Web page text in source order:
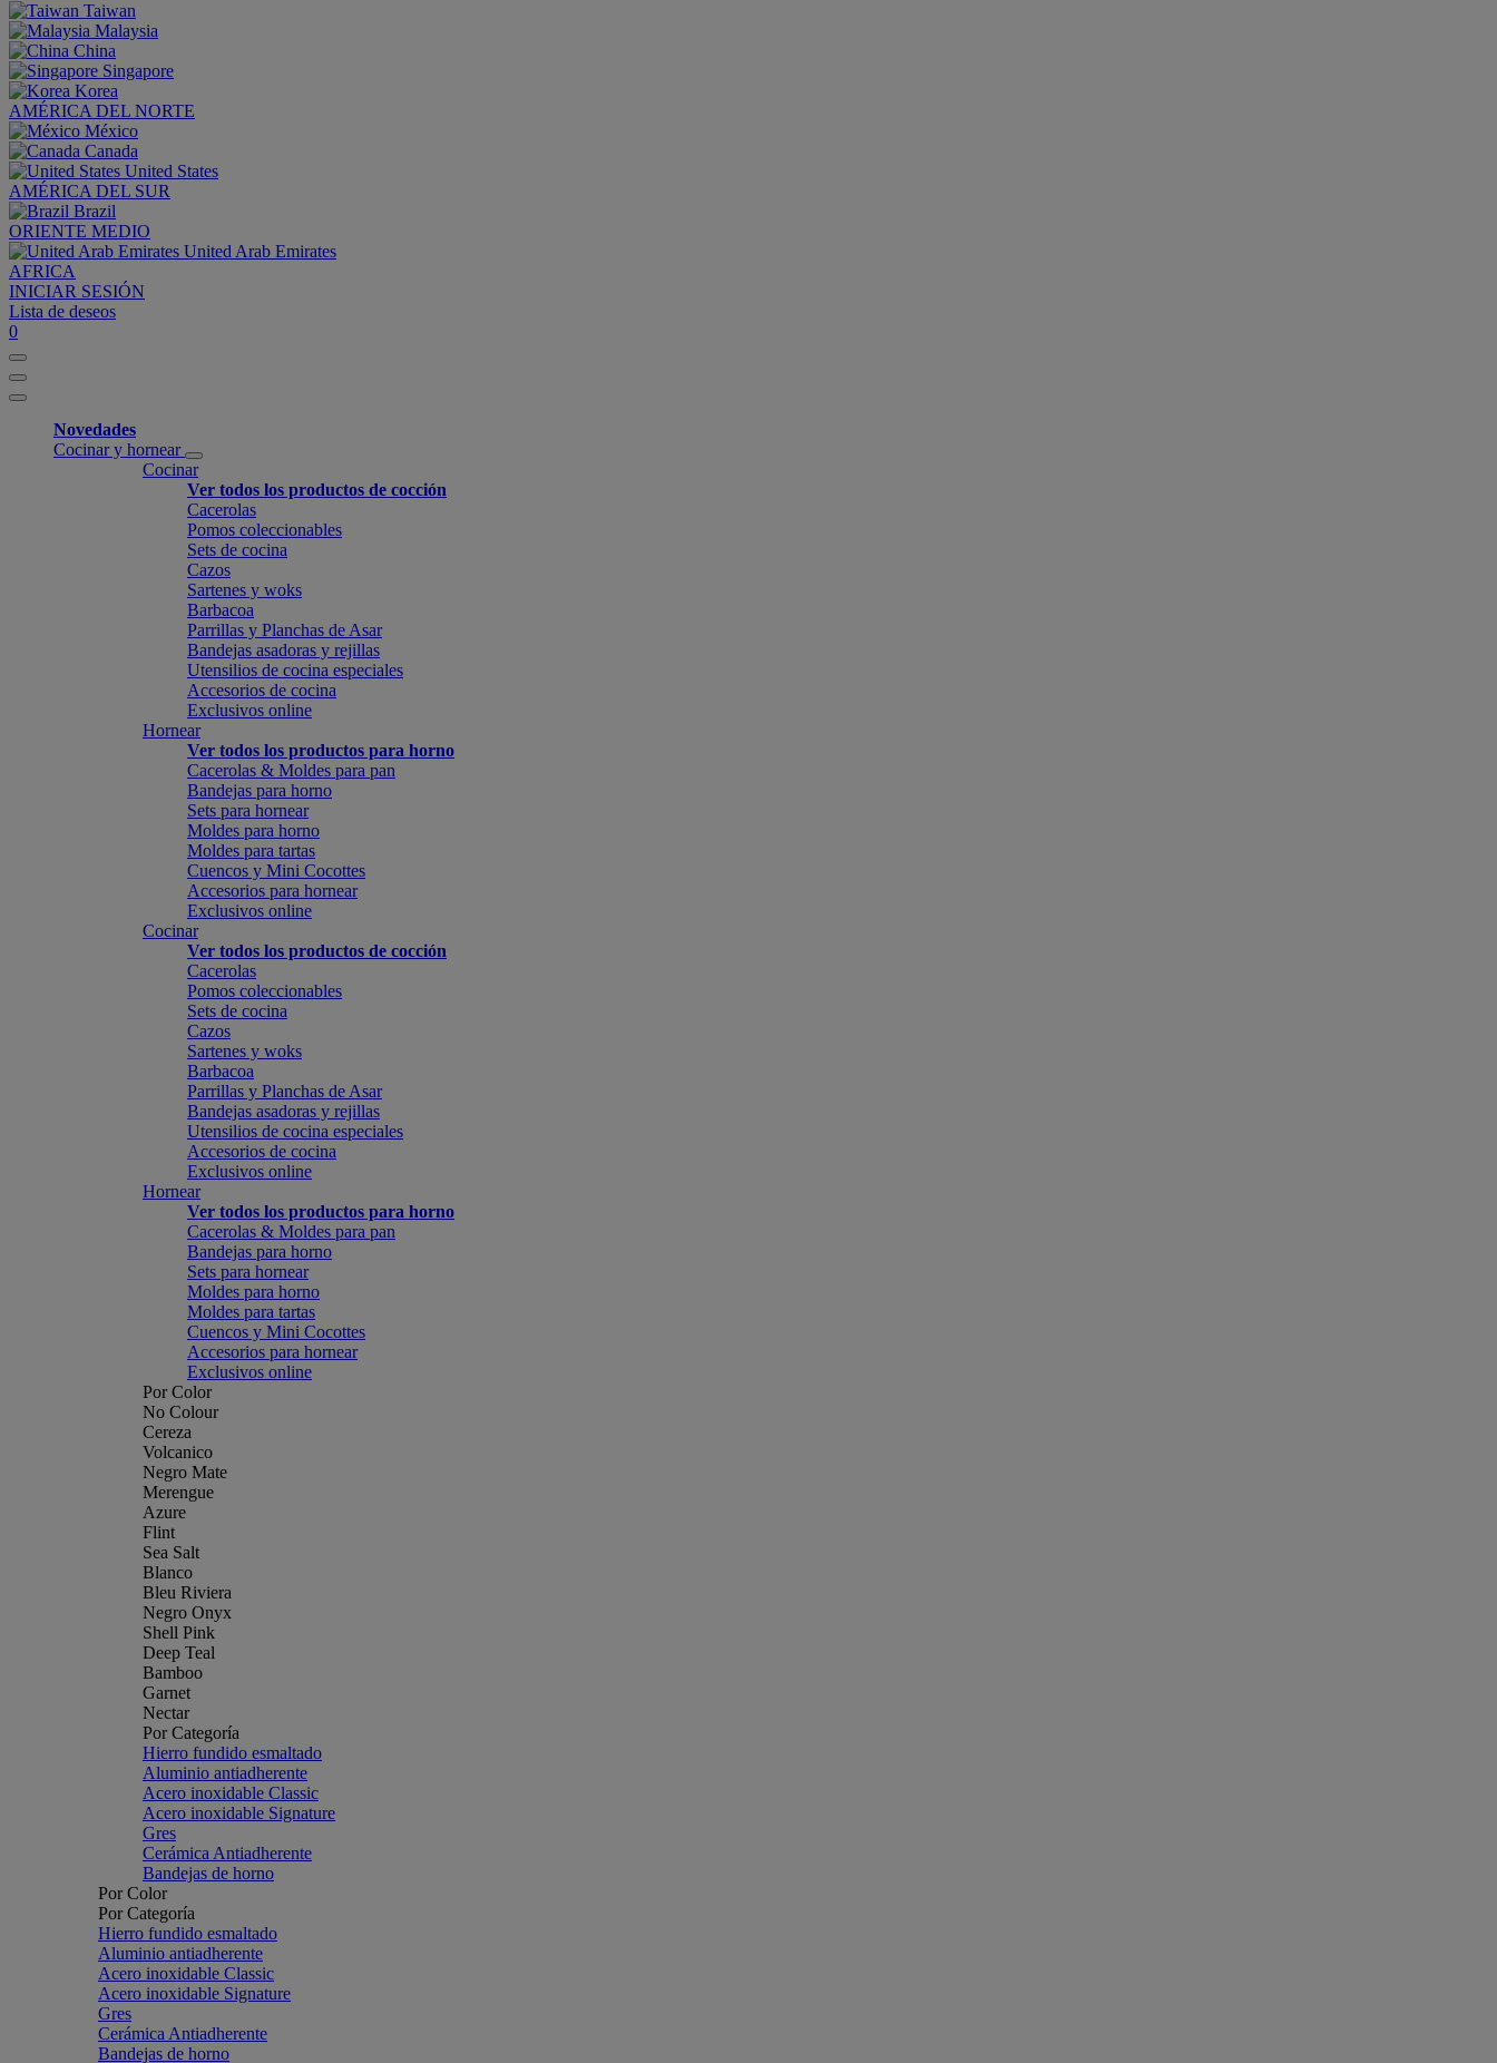
Taiwan
Malaysia
China
Singapore
Korea
AMÉRICA DEL NORTE
México
Canada
United States
AMÉRICA DEL SUR
Brazil
ORIENTE MEDIO
United Arab Emirates
AFRICA
INICIAR SESIÓN
Lista de deseos
0
Novedades
Cocinar y hornear
Cocinar
Ver todos los productos de cocción
Cacerolas
Pomos coleccionables
Sets de cocina
Cazos
Sartenes y woks
Barbacoa
Parrillas y Planchas de Asar
Bandejas asadoras y rejillas
Utensilios de cocina especiales
Accesorios de cocina
Exclusivos online
Hornear
Ver todos los productos para horno
Cacerolas & Moldes para pan
Bandejas para horno
Sets para hornear
Moldes para horno
Moldes para tartas
Cuencos y Mini Cocottes
Accesorios para hornear
Exclusivos online
Cocinar
Ver todos los productos de cocción
Cacerolas
Pomos coleccionables
Sets de cocina
Cazos
Sartenes y woks
Barbacoa
Parrillas y Planchas de Asar
Bandejas asadoras y rejillas
Utensilios de cocina especiales
Accesorios de cocina
Exclusivos online
Hornear
Ver todos los productos para horno
Cacerolas & Moldes para pan
Bandejas para horno
Sets para hornear
Moldes para horno
Moldes para tartas
Cuencos y Mini Cocottes
Accesorios para hornear
Exclusivos online
Por Color
No Colour
Cereza
Volcanico
Negro Mate
Merengue
Azure
Flint
Sea Salt
Blanco
Bleu Riviera
Negro Onyx
Shell Pink
Deep Teal
Bamboo
Garnet
Nectar
Por Categoría
Hierro fundido esmaltado
Aluminio antiadherente
Acero inoxidable Classic
Acero inoxidable Signature
Gres
Cerámica Antiadherente
Bandejas de horno
Por Color
Por Categoría
Hierro fundido esmaltado
Aluminio antiadherente
Acero inoxidable Classic
Acero inoxidable Signature
Gres
Cerámica Antiadherente
Bandejas de horno